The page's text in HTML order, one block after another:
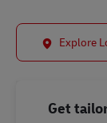
Explore
Get